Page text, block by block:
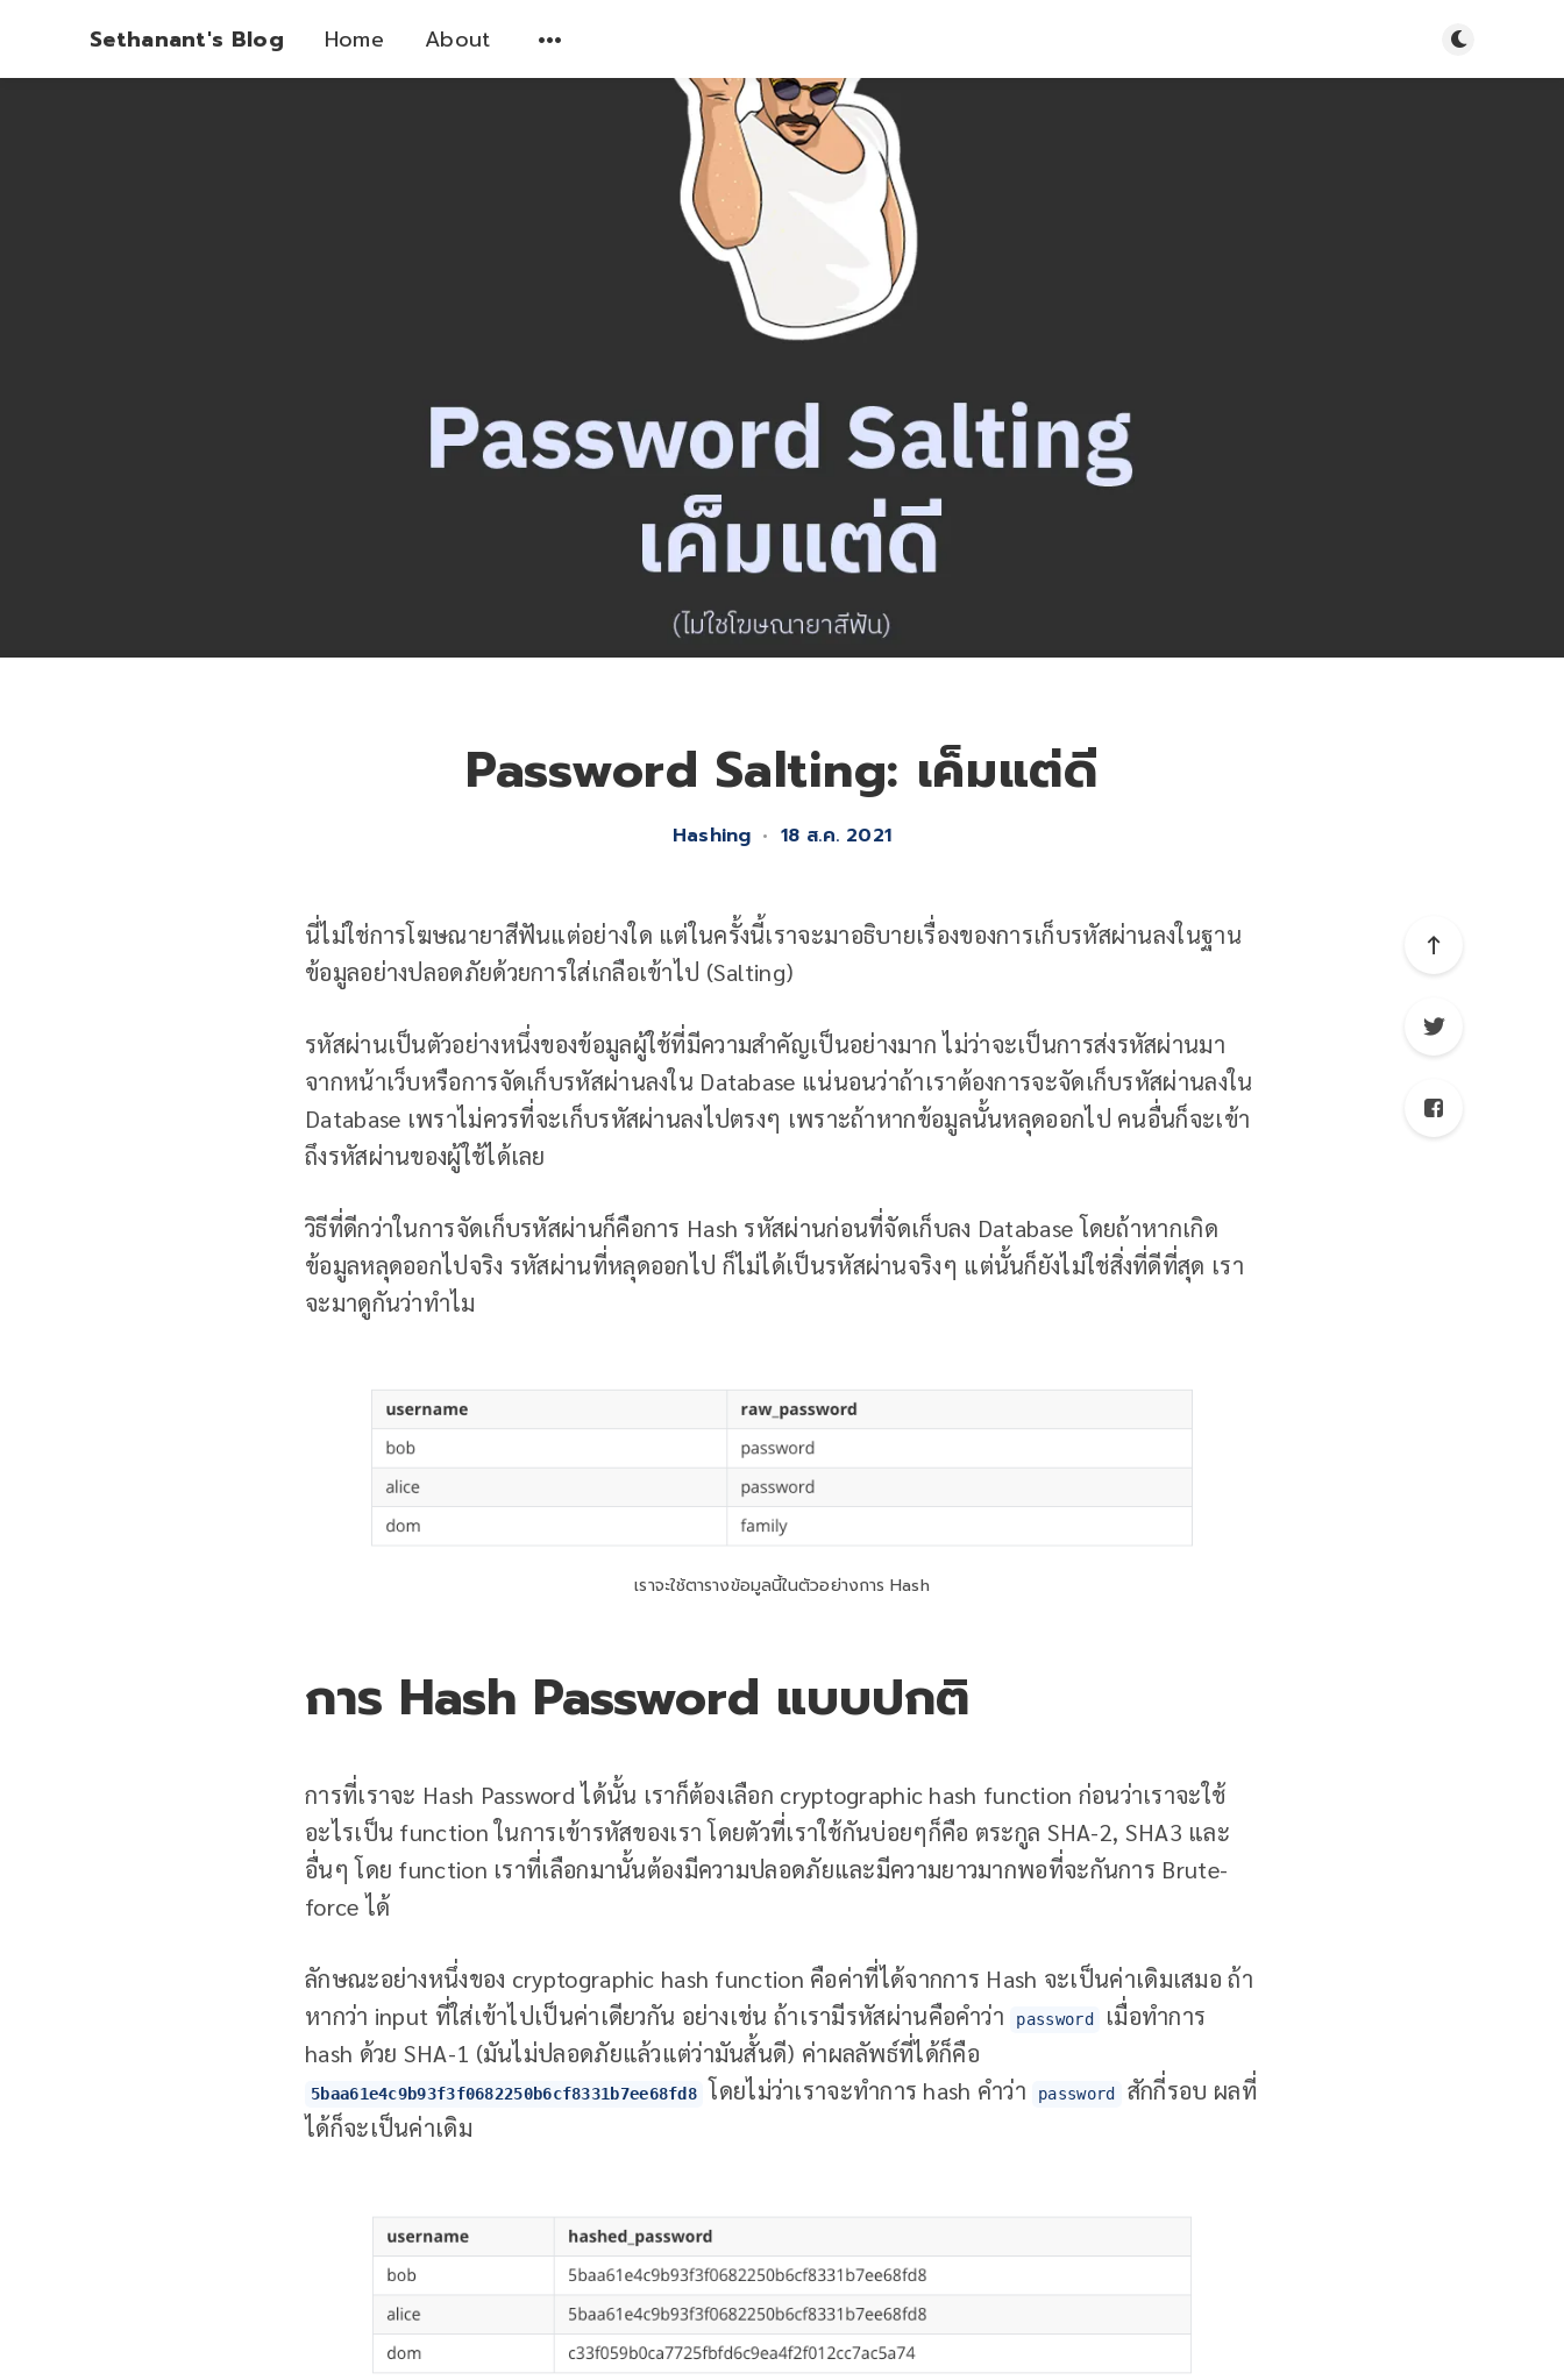
Sethanant's Blog Home About สลับ light/
Password Salting: เค็มแต่ดี
Hashing • 18 ส.ค. 2021
นี่ไม่ใช่การโฆษณายาสีฟันแต่อย่างใด แต่ในครั้งนี้เราจะมาอธิบายเรื่องของการเก็บรหัสผ่านลงในฐาน
ข้อมูลอย่างปลอดภัยด้วยการใส่เกลือเข้าไป (Salting)
รหัสผ่านเป็นตัวอย่างหนึ่งของข้อมูลผู้ใช้ที่มีความสำคัญเป็นอย่างมาก ไม่ว่าจะเป็นการส่งรหัสผ่านมา
จากหน้าเว็บหรือการจัดเก็บรหัสผ่านลงใน Database แน่นอนว่าถ้าเราต้องการจะจัดเก็บรหัสผ่านลงใน
Database เพราไม่ควรที่จะเก็บรหัสผ่านลงไปตรงๆ เพราะถ้าหากข้อมูลนั้นหลุดออกไป คนอื่นก็จะเข้า
ถึงรหัสผ่านของผู้ใช้ได้เลย
วิธีที่ดีกว่าในการจัดเก็บรหัสผ่านก็คือการ Hash รหัสผ่านก่อนที่จัดเก็บลง Database โดยถ้าหากเกิด
ข้อมูลหลุดออกไปจริง รหัสผ่านที่หลุดออกไป ก็ไม่ได้เป็นรหัสผ่านจริงๆ แต่นั้นก็ยังไม่ใช่สิ่งที่ดีที่สุด เรา
จะมาดูกันว่าทำไม
เราจะใช้ตารางข้อมูลนี้ในตัวอย่างการ Hash
การ Hash Password แบบปกติ
การที่เราจะ Hash Password ได้นั้น เราก็ต้องเลือก cryptographic hash function ก่อนว่าเราจะใช้
อะไรเป็น function ในการเข้ารหัสของเรา โดยตัวที่เราใช้กันบ่อยๆก็คือ ตระกูล SHA-2, SHA3 และ
อื่นๆ โดย function เราที่เลือกมานั้นต้องมีความปลอดภัยและมีความยาวมากพอที่จะกันการ Brute-
force ได้
ลักษณะอย่างหนึ่งของ cryptographic hash function คือค่าที่ได้จากการ Hash จะเป็นค่าเดิมเสมอ ถ้า
หากว่า input ที่ใส่เข้าไปเป็นค่าเดียวกัน อย่างเช่น ถ้าเรามีรหัสผ่านคือคำว่า
password
เมื่อทำการ
hash ด้วย SHA-1 (มันไม่ปลอดภัยแล้วแต่ว่ามันสั้นดี) ค่าผลลัพธ์ที่ได้ก็คือ
5baa61e4c9b93f3f0682250b6cf8331b7ee68fd8 โดยไม่ว่าเราจะทำการ hash คำว่า password
สักกี่รอบ ผลที่
ได้ก็จะเป็นค่าเดิม